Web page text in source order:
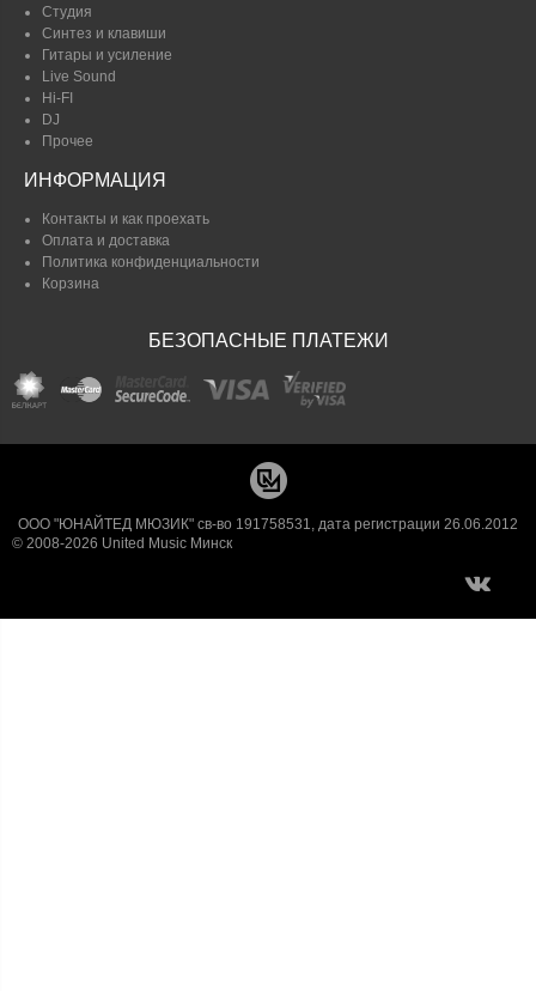
Студия
Синтез и клавиши
Гитары и усиление
Live Sound
Hi-FI
DJ
Прочее
ИНФОРМАЦИЯ
Контакты и как проехать
Оплата и доставка
Политика конфиденциальности
Корзина
БЕЗОПАСНЫЕ ПЛАТЕЖИ
ООО "ЮНАЙТЕД МЮЗИК" св-во 191758531, дата регистрации 26.06.2012
© 2008-2026 United Music Минск